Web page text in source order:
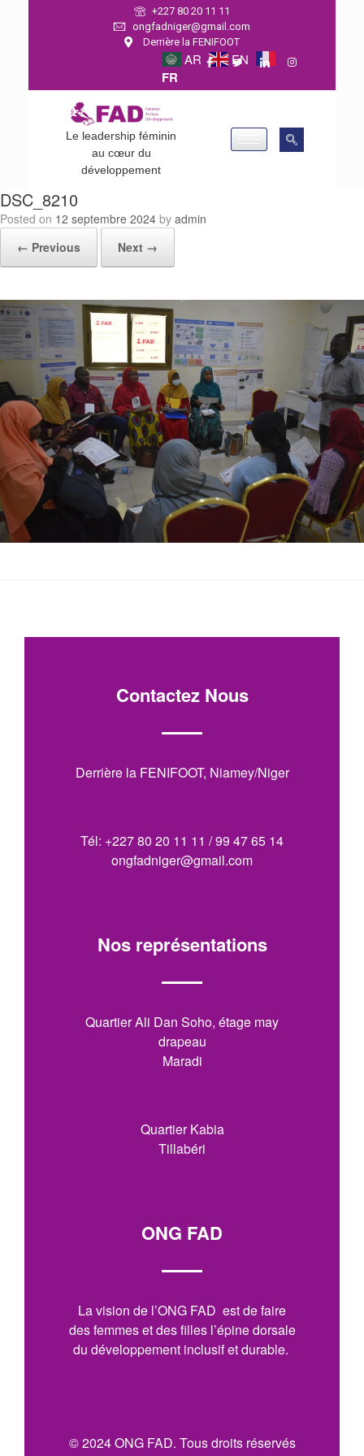
+227 80 20 11 11
ongfadniger@gmail.com
Derrière la FENIFOOT
AR EN
FR
Le leadership féminin
au cœur du
développement
DSC_8210
Posted on 12 septembre 2024 by admin
← Previous
Next →
Contactez Nous
Derrière la FENIFOOT, Niamey/Niger
Tél: +227 80 20 11 11 / 99 47 65 14
ongfadniger@gmail.com
Nos représentations
Quartier Ali Dan Soho, étage may
drapeau
Maradi
Quartier Kabia
Tillabéri
ONG FAD
La vision de l’ONG FAD est de faire
des femmes et des filles l’épine dorsale
du développement inclusif et durable.
© 2024 ONG FAD. Tous droits réservés